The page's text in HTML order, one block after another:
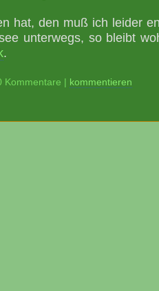
hat, den muß ich leider
unterwegs, so bleibt
.
Kommentare | kommentieren